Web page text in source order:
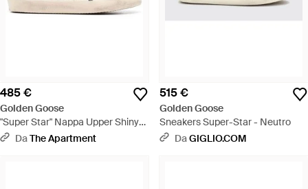
485 €
Golden Goose
"Super Star" Nappa Upper Shiny
Leather Star And Heel - Bianco
DaThe Apartment
515 €
Golden Goose
Sneakers Super-Star - Neutro
DaGIGLIO.COM